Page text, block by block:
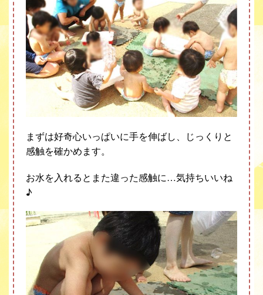
まずは好奇心いっぱいに手を伸ばし、じっくりと
感触を確かめます。
お水を入れるとまた違った感触に…気持ちいいね
♪